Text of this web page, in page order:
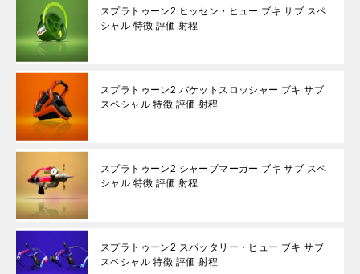
スプラトゥーン2 ヒッセン・ヒュー ブキ サブ スペ
シャル 特徴 評価 射程
スプラトゥーン2 バケットスロッシャー ブキ サブ
スペシャル 特徴 評価 射程
スプラトゥーン2 シャープマーカー ブキ サブ スペ
シャル 特徴 評価 射程
スプラトゥーン2 スパッタリー・ヒュー ブキ サブ
スペシャル 特徴 評価 射程